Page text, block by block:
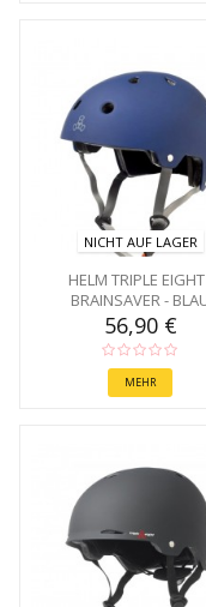
NICHT AUF LAGER
HELM TRIPLE
BRAINSAVER -
56,90 €
MEHR